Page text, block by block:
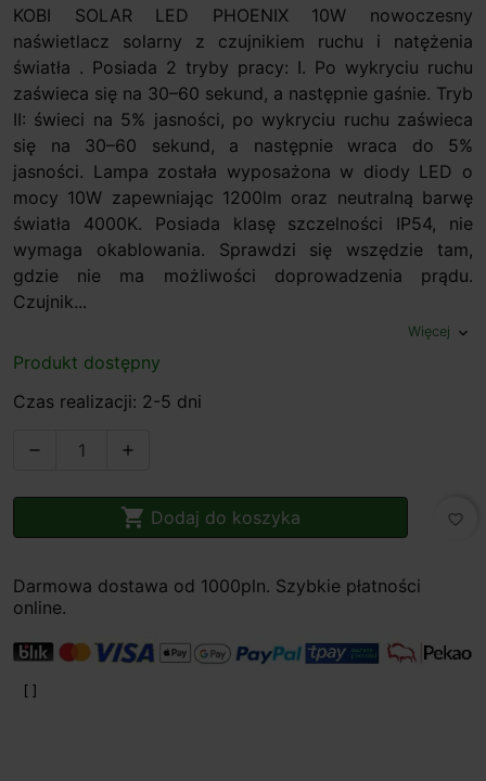
KOBI SOLAR LED PHOENIX 10W nowoczesny
naświetlacz solarny z czujnikiem ruchu i natężenia
światła . Posiada 2 tryby pracy: I. Po wykryciu ruchu
zaświeca się na 30–60 sekund, a następnie gaśnie. Tryb
II: świeci na 5% jasności, po wykryciu ruchu zaświeca
się na 30–60 sekund, a następnie wraca do 5%
jasności. Lampa została wyposażona w diody LED o
mocy 10W zapewniając 1200lm oraz neutralną barwę
światła 4000K. Posiada klasę szczelności IP54, nie
wymaga okablowania. Sprawdzi się wszędzie tam,
gdzie nie ma możliwości doprowadzenia prądu.
Czujnik...
Więcej expand_more
Produkt dostępny
Czas realizacji: 2-5 dni
 
 Dodaj do koszyka favorite_border
Darmowa dostawa od 1000pln. Szybkie płatności
online.